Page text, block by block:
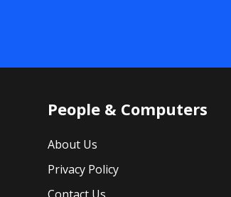
People & Computers
About Us
Privacy Policy